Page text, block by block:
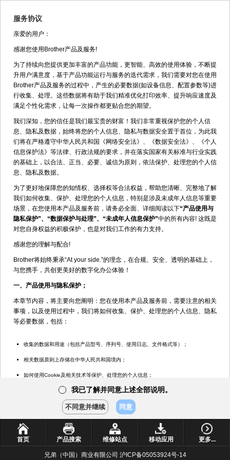
DCP-B7535DW
请输入关键字：
如何使用关键字查询？
全黑
空心打印
图像歪斜
减少墨粉耗用量
<< <
手册
首页 产品搜索 维修站点 移动应用 更多...
兄弟（中国）商业有限公司 沪ICP备05053924号-14
服务协议
亲爱的用户：
感谢您使用Brother产品及服务!
为了持续向您提供更加丰富的产品功能，更智能、高效的使用体验，不断提
升用户满意度，基于产品功能运行与服务的迭代需求，我们需要对您在使用
Brother产品及服务的过程中，产生的必要数据(如设备信息、配置参数等)进
行收集、处理。这些数据将有助于我们精准优化打印效率、提升响应速度及
满足个性化需求，让每一次操作都更贴合您的期望。
我们深知，您的信任是我们最宝贵的财富！我们非常重视保护您的个人信
息、隐私及数据，始终将您的个人信息、隐私与数据安全置于首位，为此我
们将在严格遵守中华人民共和国《网络安全法》、《数据安全法》、《个人
信息保护法》等法律、行政法规的要求，并在落实国家有关标准与行业实践
的基础上，以合法、正当、必要、诚信为原则，依法保护、处理您的个人信
息、隐私及数据。
为了更好地保障您的知情权、选择权等合法权益，帮助您清晰、完整地了解
我们如何收集、保护、处理您的个人信息，特别是涉及未成年人信息等重要
场景，在您使用本产品及服务前，请务必全面、详细阅读以下“产品使用与
隐私保护”、“数据保护与处理”、“未成年人信息保护”中的所有内容! 这既是
对您自身权益的积极保护，也是对我们工作的有力支持。
感谢您的理解与配合!
Brother将始终秉承“At your side.”的理念，在合规、安全、透明的基础上，
与您携手，共创更美好的数字化办公体验！
一、产品使用与隐私保护；
本章节内容，将主要向您阐明：您在使用本产品及服务前，需要注意的相关
事项，以及使用过程中，我们将如何收集、保护、处理您的个人信息、隐私
等必要数据，包括：
收集的数据和用途（包括产品型号、序列号、使用日志、文件格式等）；
相关数据原则上存储在中华人民共和国境内；
如何使用Cookie及相关技术等保护、处理您的个人信息；
如需进一步了解“产品使用与隐私保护”的其他内容，请点击
✔ 我已了解并同意上述<产品使用与隐私保护>说明
二、数据保护与处理
我已了解并同意上述全部说明。
不同意并继续 同意